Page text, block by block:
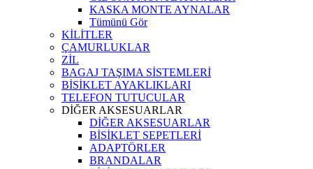
KASKA MONTE AYNALAR
Tümünü Gör
KİLİTLER
ÇAMURLUKLAR
ZİL
BAGAJ TAŞIMA SİSTEMLERİ
BİSİKLET AYAKLIKLARI
TELEFON TUTUCULAR
DİĞER AKSESUARLAR
DİĞER AKSESUARLAR
BİSİKLET SEPETLERİ
ADAPTÖRLER
BRANDALAR